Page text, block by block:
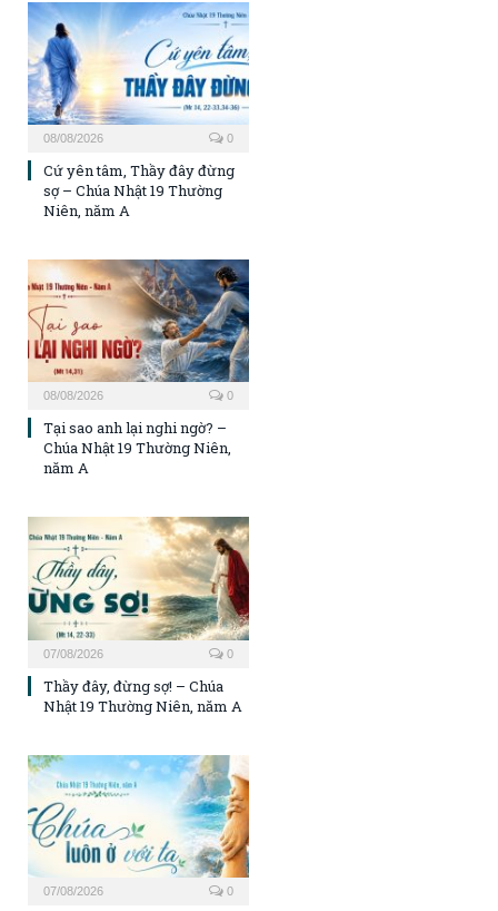
08/08/2026 0
Cứ yên tâm, Thầy đây đừng
sợ – Chúa Nhật 19 Thường
Niên, năm A
08/08/2026 0
Tại sao anh lại nghi ngờ? –
Chúa Nhật 19 Thường Niên,
năm A
07/08/2026 0
Thầy đây, đừng sợ! – Chúa
Nhật 19 Thường Niên, năm A
07/08/2026 0